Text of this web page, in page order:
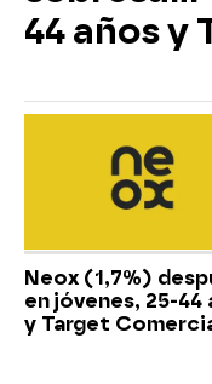
44 años y
Neox (1,7%)
en jóvenes, 25-44
y Target